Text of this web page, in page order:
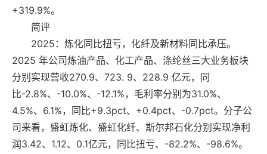
+319.9%。
简评
2025：炼化同比扭亏，化纤及新材料同比承压。
2025 年公司炼油产品、化工产品、涤纶丝三大业务板块
分别实现营收270.9、723. 9、228.9 亿元，同
比-2.8%、-10.0%、-12.1%，毛利率分别为31.0%、
4.5%、6.1%，同比+9.3pct、+0.4pct、-0.7pct。分子公
司来看，盛虹炼化、盛虹化纤、斯尔邦石化分别实现净利
润3.42、1.12、0.1亿元，同比扭亏、-82.2%、-98.6%。